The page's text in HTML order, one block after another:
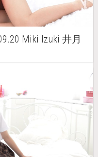
Miki Izuki 井月